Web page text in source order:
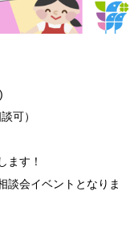
可）
ます！
談会イベントとなりま